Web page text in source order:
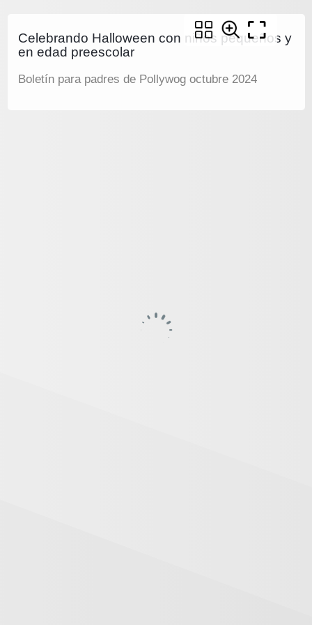
Celebrando Halloween con niños pequeños y
en edad preescolar
Boletín para padres de Pollywog octubre 2024